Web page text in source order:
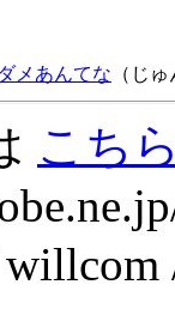
ダメあんてな （じ
こち